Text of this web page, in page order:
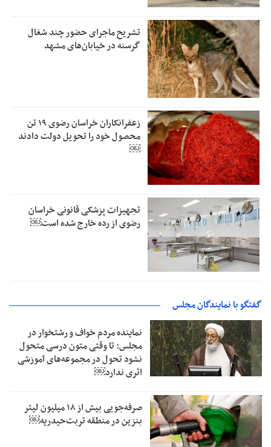
تشریح ماجرای حضور چند شغال
گرسنه در خیابان‌های مشهد
زعفرانکاران خراسان رضوی ۱۹ تن
محصول خود را تحویل دولت دادند
￼
تجهیزات پزشکی قانونی خراسان
رضوی از رده خارج شده است￼
گفتگو با نمایندگان مجلس
نماینده مردم خواف و رشتخوار در
مجلس: تا وقتی متون درسی متحول
نشود تحول در مجموعه‌های آموزشی
اثری ندارد￼
صرفه‌جویی بیش از ۱۸ میلیون لیتر
بنزین در منطقه تربت‌حیدریه￼